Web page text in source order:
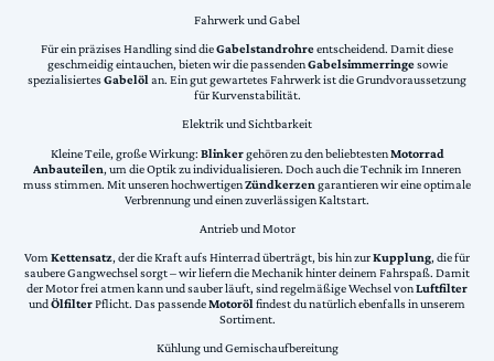
Fahrwerk und Gabel
Für ein präzises Handling sind dieGabelstandrohreentscheidend. Damit diese
geschmeidig eintauchen, bieten wir die passendenGabelsimmerringesowie
spezialisiertesGabelölan. Ein gut gewartetes Fahrwerk ist die Grundvoraussetzung
für Kurvenstabilität.
Elektrik und Sichtbarkeit
Kleine Teile, große Wirkung: Blinkergehören zu den beliebtestenMotorrad
Anbauteilen, um die Optik zu individualisieren. Doch auch die Technik im Inneren
muss stimmen. Mit unseren hochwertigenZündkerzen garantieren wir eine optimale
Verbrennung und einen zuverlässigen Kaltstart.
Antrieb und Motor
VomKettensatz, der die Kraft aufs Hinterrad überträgt, bis hin zurKupplung, die für
saubere Gangwechsel sorgt – wir liefern die Mechanik hinter deinem Fahrspaß. Damit
der Motor frei atmen kann und sauber läuft, sind regelmäßige Wechsel vonLuftfilter
undÖlfilterPflicht. Das passendeMotorölfindest du natürlich ebenfalls in unserem
Sortiment.
Kühlung und Gemischaufbereitung